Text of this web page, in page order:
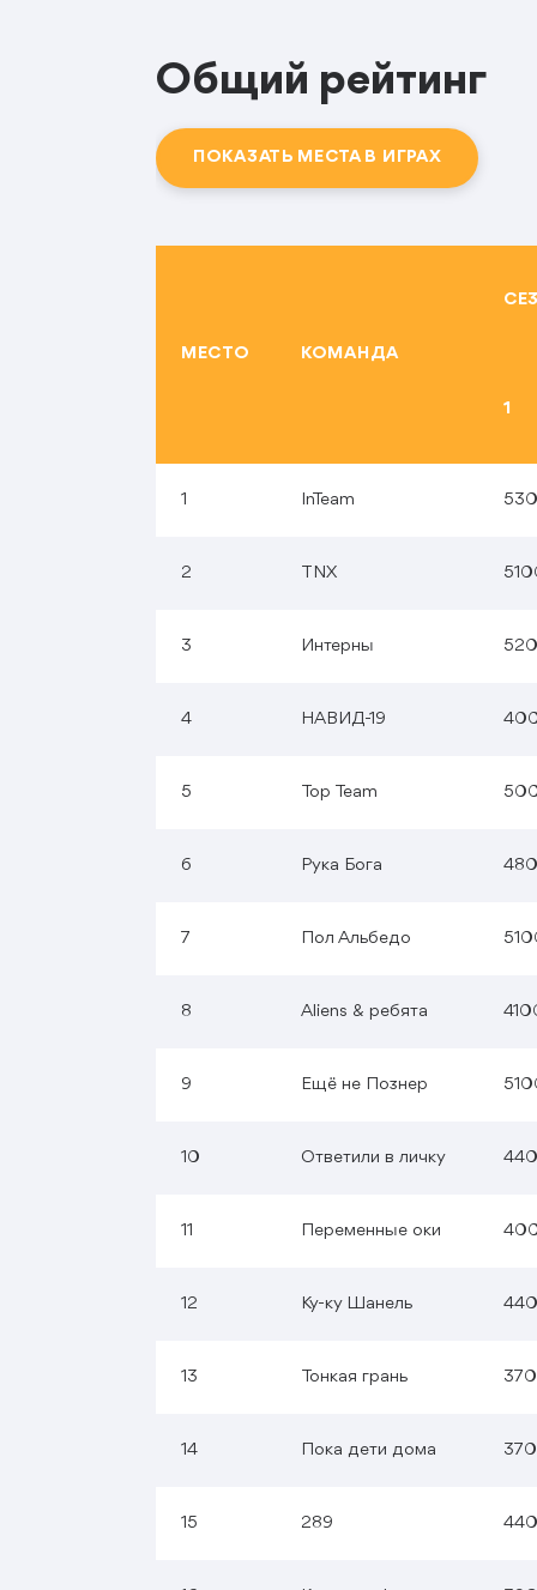
Общий рейтинг
ПОКАЗАТЬ МЕСТА В ИГРАХ
МЕСТО КОМАНДА
1
1 InTeam
2 TNX
3 Интерны
4 НАВИД-19
5 Top Team
6 Рука Бога
7 Пол Альбедо
8 Aliens & ребята
9 Ещё не Познер
10 Ответили в личку
11 Переменные оки
12 Ку-ку Шанель
13 Тонкая грань
14 Пока дети дома
15 289